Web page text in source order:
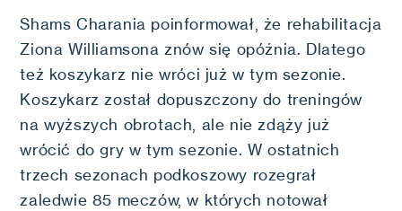
Shams Charania poinformował, że rehabilitacja
Ziona Williamsona znów się opóźnia. Dlatego
też koszykarz nie wróci już w tym sezonie.
Koszykarz został dopuszczony do treningów
na wyższych obrotach, ale nie zdąży już
wrócić do gry w tym sezonie. W ostatnich
trzech sezonach podkoszowy rozegrał
zaledwie 85 meczów, w których notował